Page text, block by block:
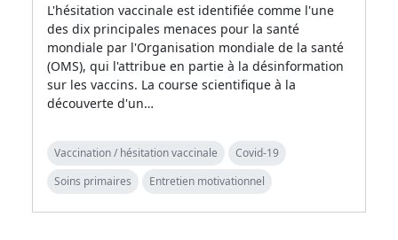
L'hésitation vaccinale est identifiée comme l'une
des dix principales menaces pour la santé
mondiale par l'Organisation mondiale de la santé
(OMS), qui l'attribue en partie à la désinformation
sur les vaccins. La course scientifique à la
découverte d'un…
Vaccination / hésitation vaccinale
Covid-19
Soins primaires
Entretien motivationnel